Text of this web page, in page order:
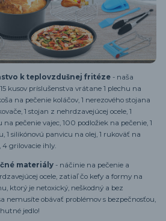
k teplovzdušnej fritéze - naša
kusov príslušenstva vrátane 1 plechu na
na pečenie koláčov, 1 nerezového stojana
1 stojan z nehrdzavejúcej ocele, 1
pečenie vajec, 100 podložiek na pečenie, 1
1 silikónovú panvicu na olej, 1 rukoväť na
4 grilovacie ihly.
materiály - náčinie na pečenie a
ocele, zatiaľ čo kefy a formy na
ktorý je netoxický, neškodný a bez
nemusíte obávať problémov s bezpečnosťou,
jedlo!